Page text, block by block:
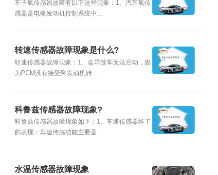
车子氧传感器故障有以下这些现象：1、汽车氧传
感器是电喷发动机控制系统中...
转速传感器故障现象是什么?
转速传感器故障现象：1、会导致车无法启动，因
为PCM没有接受到发动机转...
科鲁兹传感器故障现象?
科鲁兹传感器故障现象如下：1、车速传感器坏了
的表现：车速传感功能主要是...
水温传感器故障现象